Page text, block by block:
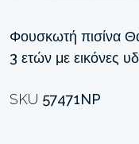
Φουσκωτή πισίνα
3 ετών με εικόνες
SKU 57471NP